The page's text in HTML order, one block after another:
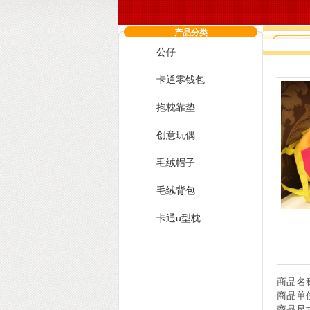
商品名
商品单
产品分类
公仔
卡通零钱包
抱枕靠垫
创意玩偶
毛绒帽子
毛绒背包
卡通u型枕